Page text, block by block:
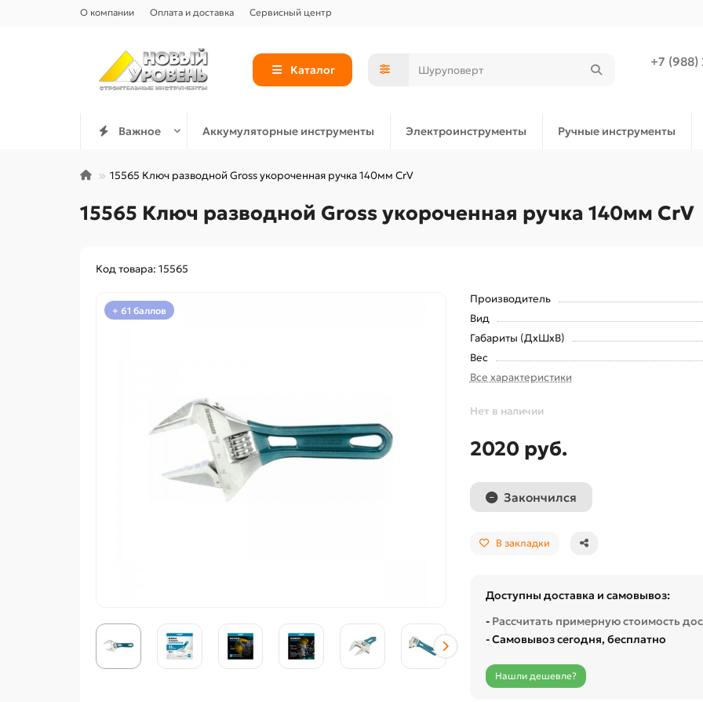
О компании Оплата и доставка Сервисный центр
Каталог
+7 (988)
Важное Аккумуляторные инструменты Электроинструменты Ручные инструменты
15565 Ключ разводной Gross укороченная ручка 140мм CrV
15565 Ключ разводной Gross укороченная ручка 140мм CrV
Код товара: 15565
+ 61 баллов
Производитель
Вид
Габариты (ДхШхВ)
Вес
Все характеристики
Нет в наличии
2020 руб.
Закончился
В закладки
Доступны доставка и самовывоз:
- Рассчитать примерную стоимость
- Самовывоз сегодня, бесплатно
Нашли дешевле?